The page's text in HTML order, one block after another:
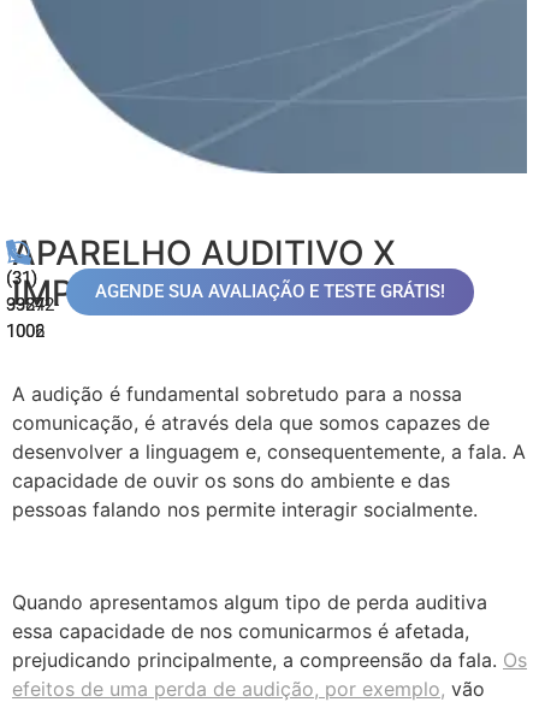
(31)
99872-
1006
(31)
3324-
1002
AGENDE SUA AVALIAÇÃO E TESTE GRÁTIS!
APARELHO AUDITIVO X
IMPLANTE COCLEAR
A audição é fundamental sobretudo para a nossa
comunicação, é através dela que somos capazes de
desenvolver a linguagem e, consequentemente, a fala. A
capacidade de ouvir os sons do ambiente e das
pessoas falando nos permite interagir socialmente.
Quando apresentamos algum tipo de perda auditiva
essa capacidade de nos comunicarmos é afetada,
prejudicando principalmente, a compreensão da fala. Os
efeitos de uma perda de audição, por exemplo, vão